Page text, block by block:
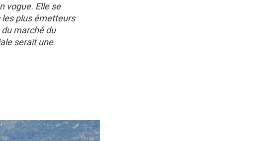
vogue. Elle se
plus émetteurs
marché du
serait une